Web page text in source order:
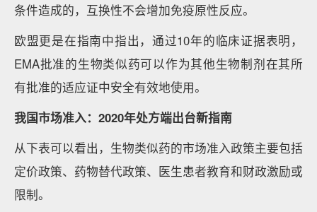
条件造成的，互换性不会增加免疫原性反应。
欧盟更是在指南中指出，通过10年的临床证据表明，
EMA批准的生物类似药可以作为其他生物制剂在其所
有批准的适应证中安全有效地使用。
我国市场准入：2020年处方端出台新指南
从下表可以看出，生物类似药的市场准入政策主要包括
定价政策、药物替代政策、医生患者教育和财政激励或
限制。